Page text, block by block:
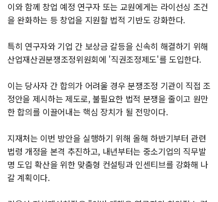
이와 함께 창업 예정 연구자 또는 교원에게는 라이선싱 조건
을 완화하는 등 창업을 지원할 법적 기반도 강화한다.
특히 연구자와 기업 간 보상금 갈등을 신속히 해결하기 위해
산업재산권분쟁조정위원회에 '직권조정제도'를 도입한다.
이는 당사자 간 합의가 어려울 경우 분쟁조정 기관이 직접 조
정안을 제시하는 제도로, 불필요한 법적 분쟁을 줄이고 원만
한 합의를 이끌어내는 핵심 장치가 될 전망이다.
지재처는 이번 방안을 실행하기 위해 올해 하반기부터 관련
법령 개정을 본격 추진하고, 내년부터는 중소기업의 직무발
명 도입 확산을 위한 맞춤형 컨설팅과 인센티브를 강화해 나
갈 계획이다.